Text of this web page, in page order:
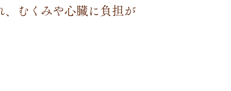
むくみや心臓に負担が